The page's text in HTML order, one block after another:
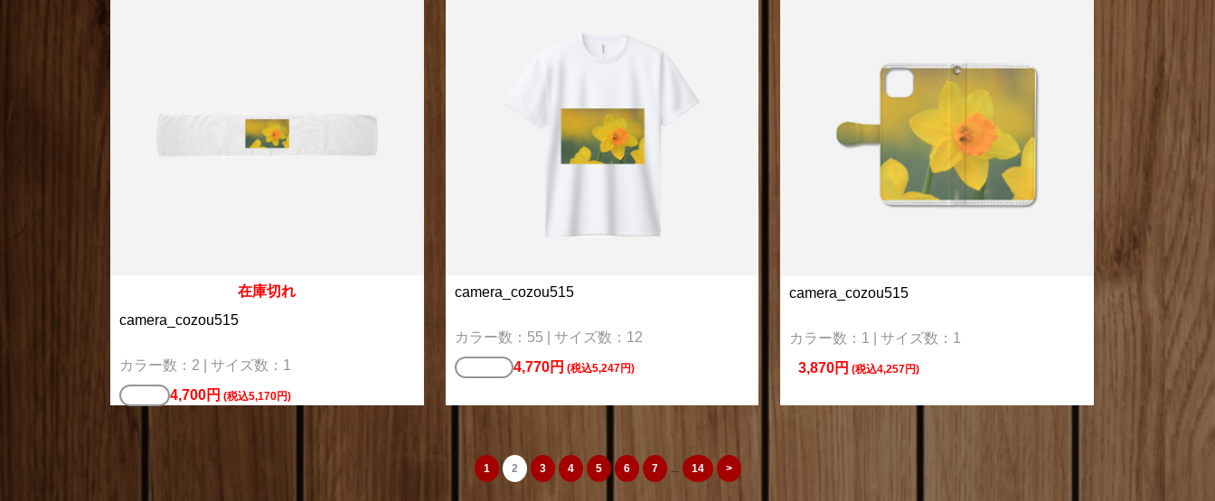
在庫切れ
camera_cozou515
カラー数：2 | サイズ数：1
4,700円 (税込5,170円)
camera_cozou515
カラー数：55 | サイズ数：12
4,770円 (税込5,247円)
camera_cozou515
カラー数：1 | サイズ数：1
3,870円 (税込4,257円)
1 2 3 4 5 6 7 ... 14 >